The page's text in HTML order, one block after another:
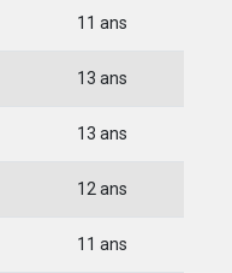
11 ans
13 ans
13 ans
12 ans
11 ans